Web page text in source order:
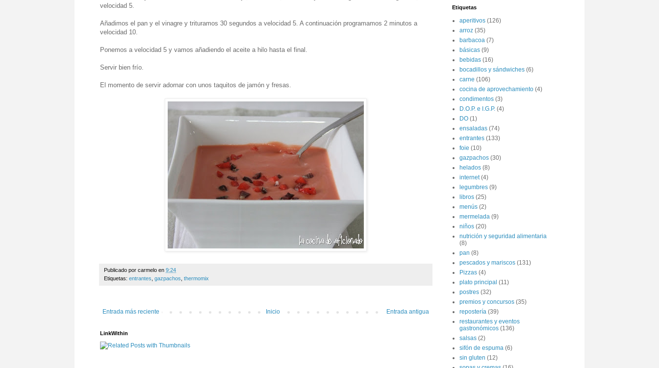
velocidad 5.
Añadimos el pan y el vinagre y trituramos 30 segundos a velocidad 5. A continuación programamos 2 minutos a
velocidad 10.
Ponemos a velocidad 5 y vamos añadiendo el aceite a hilo hasta el final.
Servir bien frío.
El momento de servir adornar con unos taquitos de jamón y fresas.
Publicado por carmelo en 9:24
Etiquetas: entrantes gazpachos thermomix
Entrada más reciente Entrada antigua
Inicio
LinkWithin
Etiquetas
aperitivos (126)
arroz (35)
barbacoa (7)
básicas (9)
bebidas (16)
bocadillos y sándwiches (6)
carne (106)
cocina de aprovechamiento (4)
condimentos (3)
D.O.P. e I.G.P. (4)
DO (1)
ensaladas (74)
entrantes (133)
foie (10)
gazpachos (30)
helados (8)
internet (4)
legumbres (9)
libros (25)
menús (2)
mermelada (9)
niños (20)
nutrición y seguridad alimentaria
(8)
pan (8)
pescados y mariscos (131)
Pizzas (4)
plato principal (11)
postres (32)
premios y concursos (35)
repostería (39)
restaurantes y eventos
gastronómicos (136)
salsas (2)
sifón de espuma (6)
sin gluten (12)